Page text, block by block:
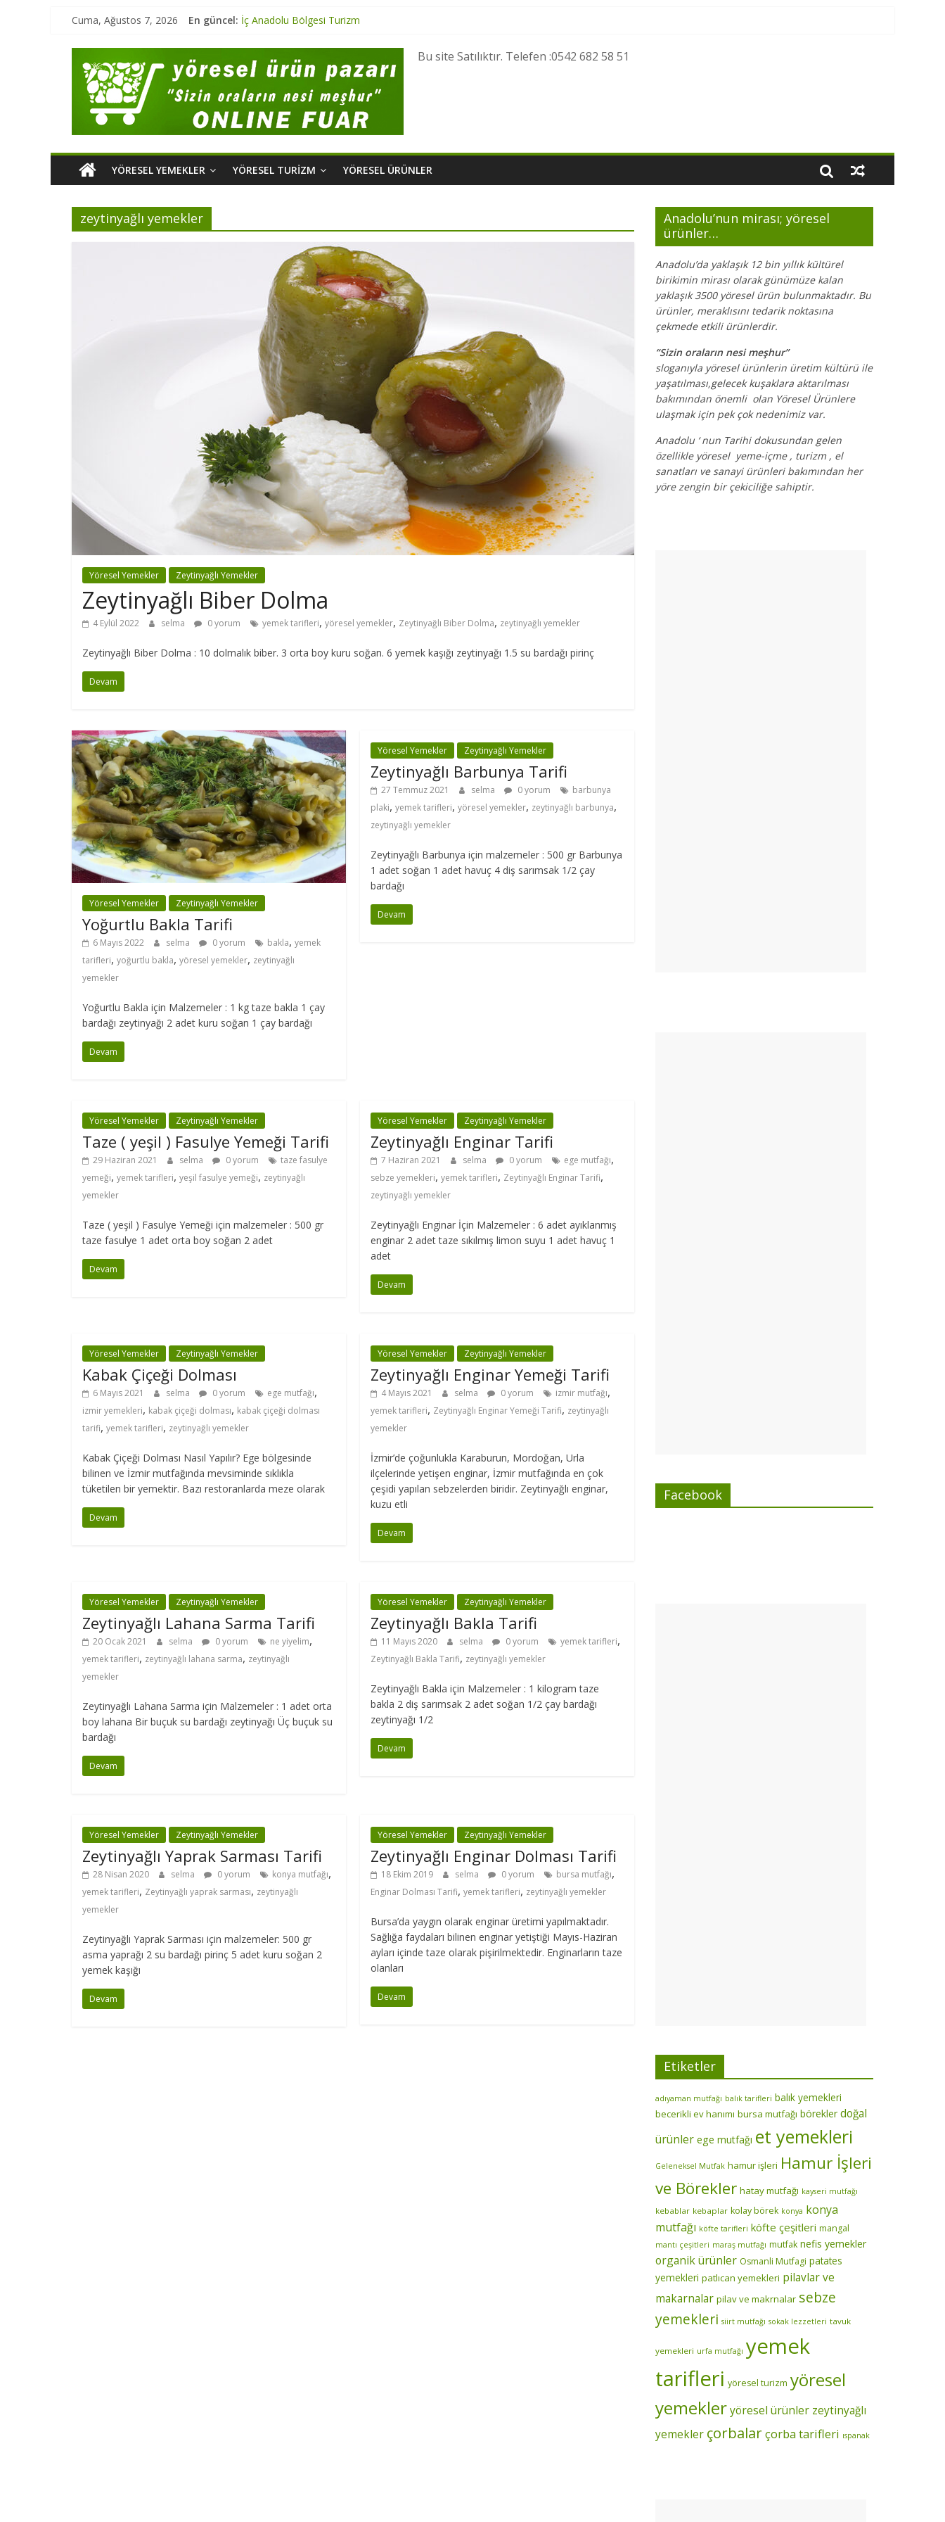
Cuma, Ağustos 7, 2026 En güncel: İç Anadolu Bölgesi Turizm
Ege Bölgesi Yöresel Ürünler
Marmara Bölgesi Turizm
Karadeniz Bölgesi Turizm
Bu site Satılıktır. Telefen :0542 682 58 51
YÖRESEL YEMEKLER YÖRESEL TURIZM YÖRESEL ÜRÜNLER
zeytinyağlı yemekler
Yöresel Yemekler Zeytinyağlı Yemekler
Zeytinyağlı Biber Dolma
4 Eylül 2022 selma 0 yorum yemek tarifleri, yöresel yemekler, Zeytinyağlı Biber Dolma, zeytinyağlı yemekler
Zeytinyağlı Biber Dolma : 10 dolmalık biber. 3 orta boy kuru soğan. 6 yemek kaşığı zeytinyağı 1.5 su bardağı pirinç
Devam
Yöresel Yemekler Zeytinyağlı Yemekler
Yoğurtlu Bakla Tarifi
6 Mayıs 2022 selma 0 yorum bakla, yemek
tarifleri, yoğurtlu bakla, yöresel yemekler, zeytinyağlı
yemekler
Yoğurtlu Bakla için Malzemeler : 1 kg taze bakla 1 çay
bardağı zeytinyağı 2 adet kuru soğan 1 çay bardağı
Devam
Yöresel Yemekler Zeytinyağlı Yemekler
Zeytinyağlı Barbunya Tarifi
27 Temmuz 2021 selma 0 yorum
barbunya
plaki,yemek tarifleri,yöresel yemekler, zeytinyağlı barbunya,
zeytinyağlı yemekler
Zeytinyağlı Barbunya için malzemeler : 500 gr Barbunya
1 adet soğan 1 adet havuç 4 diş sarımsak 1/2 çay
bardağı
Devam
Yöresel Yemekler Zeytinyağlı Yemekler
Taze ( yeşil ) Fasulye Yemeği Tarifi
29 Haziran 2021 selma 0 yorum
taze fasulye
yemeği, yemek tarifleri, yeşil fasulye yemeği, zeytinyağlı
yemekler
Taze ( yeşil ) Fasulye Yemeği için malzemeler : 500 gr
taze fasulye 1 adet orta boy soğan 2 adet
Devam
Yöresel Yemekler Zeytinyağlı Yemekler
Zeytinyağlı Enginar Tarifi
7 Haziran 2021 selma 0 yorum ege mutfağı,
sebze yemekleri,yemek tarifleri, Zeytinyağlı Enginar Tarifi,
zeytinyağlı yemekler
Zeytinyağlı Enginar İçin Malzemeler : 6 adet ayıklanmış
enginar 2 adet taze sıkılmış limon suyu 1 adet havuç 1
adet
Devam
Yöresel Yemekler Zeytinyağlı Yemekler
Kabak Çiçeği Dolması
6 Mayıs 2021 selma 0 yorum ege mutfağı,
izmir yemekleri, kabak çiçeği dolması, kabak çiçeği dolması
tarifi, yemek tarifleri, zeytinyağlı yemekler
Kabak Çiçeği Dolması Nasıl Yapılır? Ege bölgesinde
bilinen ve İzmir mutfağında mevsiminde sıklıkla
tüketilen bir yemektir. Bazı restoranlarda meze olarak
Devam
Yöresel Yemekler Zeytinyağlı Yemekler
Zeytinyağlı Enginar Yemeği Tarifi
4 Mayıs 2021 selma 0 yorum izmir mutfağı,
yemek tarifleri, Zeytinyağlı Enginar Yemeği Tarifi, zeytinyağlı
yemekler
İzmir’de çoğunlukla Karaburun, Mordoğan, Urla
ilçelerinde yetişen enginar, İzmir mutfağında en çok
çeşidi yapılan sebzelerden biridir. Zeytinyağlı enginar,
kuzu etli
Devam
Yöresel Yemekler Zeytinyağlı Yemekler
Zeytinyağlı Lahana Sarma Tarifi
20 Ocak 2021 selma 0 yorum ne yiyelim,
yemek tarifleri, zeytinyağlı lahana sarma, zeytinyağlı
yemekler
Zeytinyağlı Lahana Sarma için Malzemeler : 1 adet orta
boy lahana Bir buçuk su bardağı zeytinyağı Üç buçuk su
bardağı
Devam
Yöresel Yemekler Zeytinyağlı Yemekler
Zeytinyağlı Bakla Tarifi
11 Mayıs 2020 selma 0 yorum yemek tarifleri,
Zeytinyağlı Bakla Tarifi, zeytinyağlı yemekler
Zeytinyağlı Bakla için Malzemeler : 1 kilogram taze
bakla 2 diş sarımsak 2 adet soğan 1/2 çay bardağı
zeytinyağı 1/2
Devam
Yöresel Yemekler Zeytinyağlı Yemekler
Zeytinyağlı Yaprak Sarması Tarifi
28 Nisan 2020 selma 0 yorum konya mutfağı,
yemek tarifleri, Zeytinyağlı yaprak sarması, zeytinyağlı
yemekler
Zeytinyağlı Yaprak Sarması için malzemeler: 500 gr
asma yaprağı 2 su bardağı pirinç 5 adet kuru soğan 2
yemek kaşığı
Devam
Yöresel Yemekler Zeytinyağlı Yemekler
Zeytinyağlı Enginar Dolması Tarifi
18 Ekim 2019 selma 0 yorum bursa mutfağı,
Enginar Dolması Tarifi,yemek tarifleri, zeytinyağlı yemekler
Bursa’da yaygın olarak enginar üretimi yapılmaktadır.
Sağlığa faydaları bilinen enginar yetiştiği Mayıs-Haziran
ayları içinde taze olarak pişirilmektedir. Enginarların taze
olanları
Devam
Anadolu’nun mirası; yöresel
ürünler…
Anadolu’da yaklaşık 12 bin yıllık kültürel
birikimin mirası olarak günümüze kalan
yaklaşık 3500 yöresel ürün bulunmaktadır. Bu
ürünler, meraklısını tedarik noktasına
çekmede etkili ürünlerdir.
“Sizin oraların nesi meşhur”
sloganıyla yöresel ürünlerin üretim kültürü ile
yaşatılması,gelecek kuşaklara aktarılması
bakımından önemli olan Yöresel Ürünlere
ulaşmak için pek çok nedenimiz var.
Anadolu ‘ nun Tarihi dokusundan gelen
özellikle yöresel yeme-içme , turizm , el
sanatları ve sanayi ürünleri bakımından her
yöre zengin bir çekiciliğe sahiptir.
Facebook
Etiketler
adıyaman mutfağı balık tarifleri balık yemekleri
becerikli ev hanımı bursa mutfağı börekler doğal
ürünler ege mutfağı et yemekleri
Geleneksel Mutfak hamur işleri Hamur İşleri
ve Börekler hatay mutfağı kayseri mutfağı
kebablar kebaplar kolay börek konya konya
mutfağı köfte tarifleri köfte çeşitleri mangal
mantı çeşitleri maraş mutfağı mutfak nefis yemekler
organik ürünler Osmanli Mutfagi patates
yemekleri patlıcan yemekleri pilavlar ve
makarnalar pilav ve makrnalar sebze
yemekleri siirt mutfağı sokak lezzetleri tavuk
yemekleri urfa mutfağı yemek
tarifleri yöresel turizm yöresel
yemekleryöresel ürünler zeytinyağlı
yemekler çorbalarçorba tarifleri ıspanak